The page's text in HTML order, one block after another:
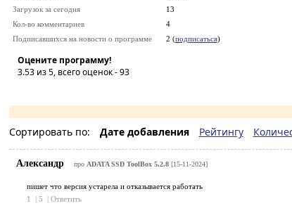
Загрузок за сегодня
13
Кол-во комментариев
4
Подписавшихся на новости о программе
2 (подписаться)
Оцените программу!
3.53из 5, всего оценок -93
Сортировать по: Дате добавления Рейтингу
Александр про ADATA SSD ToolBox 5.2.8[15-11-2024]
пишет что версия устарела и отказывается работать
1
| 5 | Ответить